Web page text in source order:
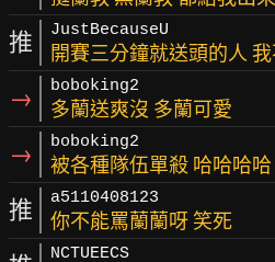
推 JustBecauseU
開賽三分鐘就送頭的人
→ boboking2
多蘭送爽沒 多蘭可愛
→ boboking2
被各種隊伍單殺 哈哈哈哈
推 a5110408123
你不能罵蘭蘭呀 笑死
NCTUEECS